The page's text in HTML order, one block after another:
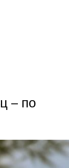
– по